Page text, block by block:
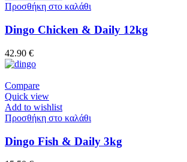
Προσθήκη στο καλάθι
Dingo Chicken & Daily 12kg
42.90 €
Compare
Quick view
Add to wishlist
Προσθήκη στο καλάθι
Dingo Fish & Daily 3kg